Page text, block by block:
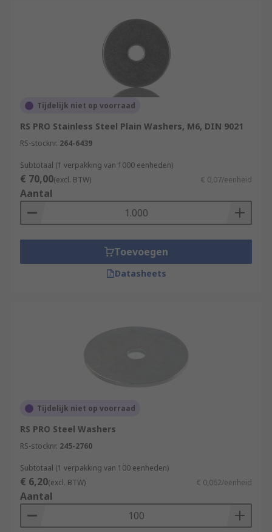
Tijdelijk niet op voorraad
RS PRO Stainless Steel Plain Washers, M6, DIN 9021
RS-stocknr. 264-6439
Subtotaal (1 verpakking van 1000 eenheden)
€ 70,00(excl. BTW) € 0,07/eenheid
Aantal
Toevoegen
Datasheets
Tijdelijk niet op voorraad
RS PRO Steel Washers
RS-stocknr. 245-2760
Subtotaal (1 verpakking van 100 eenheden)
€ 6,20(excl. BTW) € 0,062/eenheid
Aantal